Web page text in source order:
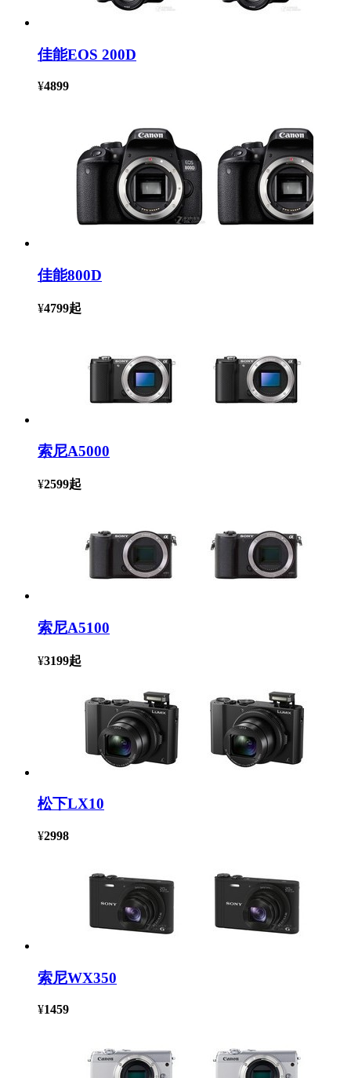
佳能EOS 200D
¥4899
佳能800D
¥4799起
索尼A5000
¥2599起
索尼A5100
¥3199起
松下LX10
¥2998
索尼WX350
¥1459